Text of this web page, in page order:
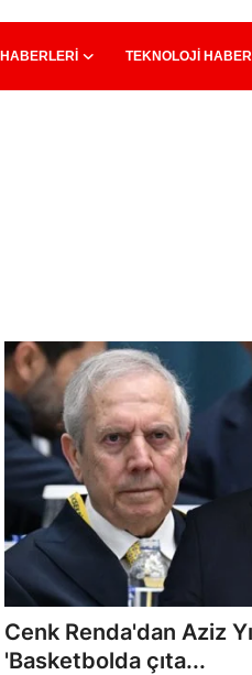
TEKNOLOJI
Cenk Renda'dan Aziz
'Basketbolda çıta...